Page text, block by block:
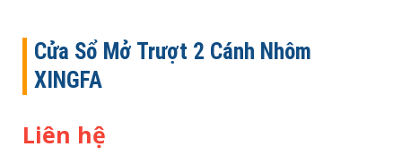
Cửa Sổ Mở Trượt 2 Cánh Nhôm
XINGFA
Liên hệ